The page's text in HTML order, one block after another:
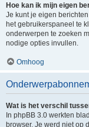
Hoe kan ik mijn eigen
Je kunt je eigen
het gebruikerspaneel te
onderwerpen te zoeken
nodige opties invullen.
Omhoog
Wat is het verschil
In phpBB 3.0 werkten
browser. Je werd niet op